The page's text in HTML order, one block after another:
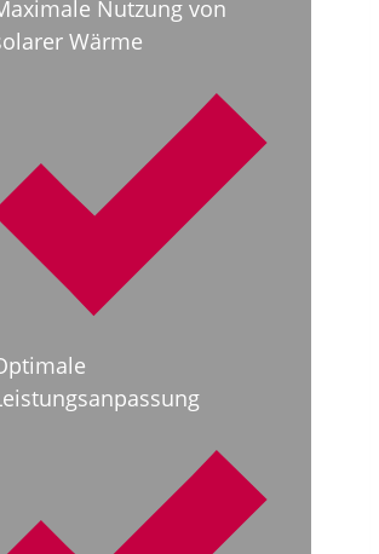
Nutzung von
Wärme